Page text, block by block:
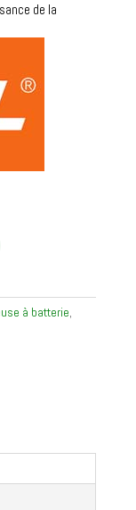
de la
à batterie,